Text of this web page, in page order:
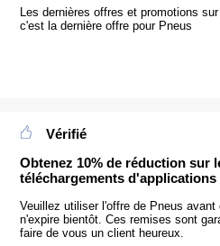
Les dernières offres et promotions
c'est la dernière offre pour Pneus
Vérifié
Obtenez 10% de réduction sur
téléchargements d'applications
Veuillez utiliser l'offre de Pneus avant
n'expire bientôt. Ces remises sont
faire de vous un client heureux.